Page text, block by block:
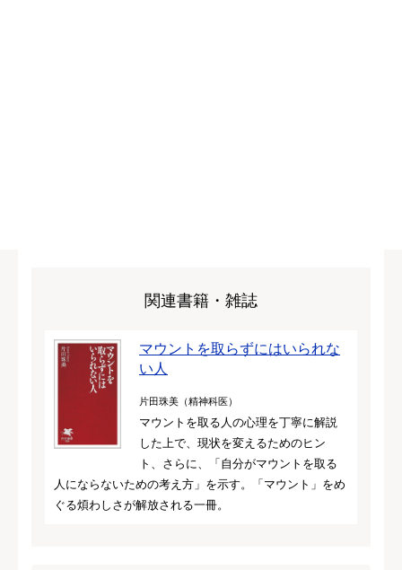
関連書籍・雑誌
マウントを取らずにはいられな
い人
片田珠美（精神科医）
マウントを取る人の心理を丁寧に解説
した上で、現状を変えるためのヒン
ト、さらに、「自分がマウントを取る
人にならないための考え方」を示す。「マウント」をめ
ぐる煩わしさが解放される一冊。